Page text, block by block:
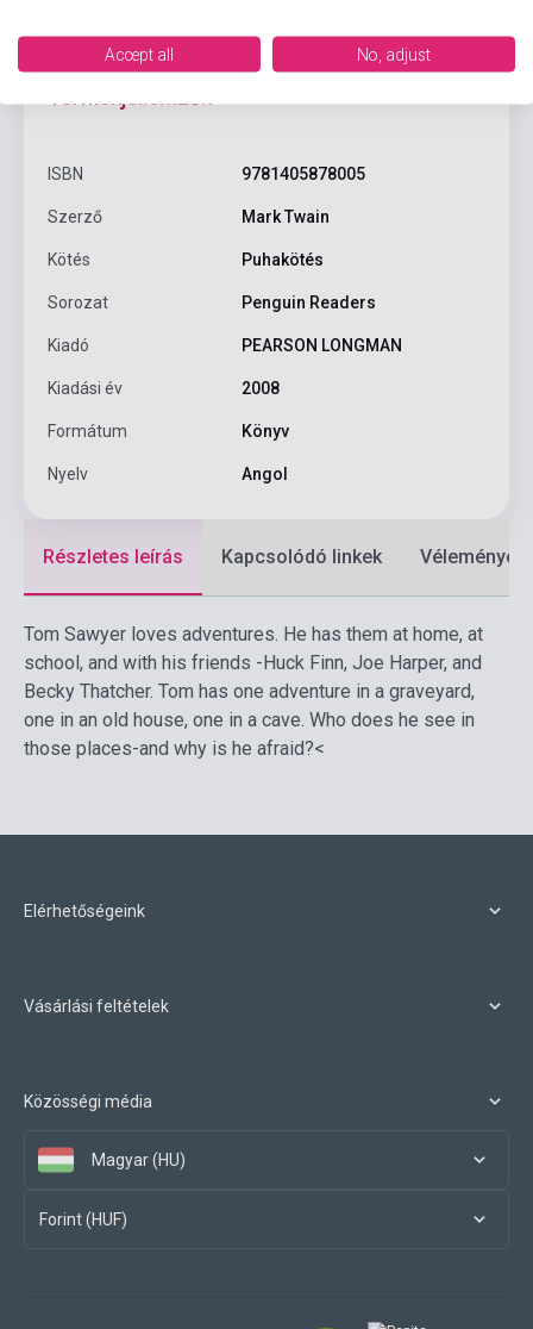
Termékjellemzők
ISBN 9781405878005
Szerző Mark Twain
Kötés Puhakötés
Sorozat Penguin Readers
Kiadó PEARSON LONGMAN
Kiadási év 2008
Formátum Könyv
Nyelv Angol
Részletes leírás Kapcsolódó linkek Vélemények
Tom Sawyer loves adventures. He has them at home, at
school, and with his friends -Huck Finn, Joe Harper, and
Becky Thatcher. Tom has one adventure in a graveyard,
one in an old house, one in a cave. Who does he see in
those places-and why is he afraid?<
Elérhetőségeink
Vásárlási feltételek
Közösségi média
Magyar (HU)
Forint (HUF)
Accept all No, adjust